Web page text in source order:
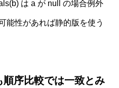
は a が null の場合例外
能性があれば静的版を使う
序比較では一致とみ